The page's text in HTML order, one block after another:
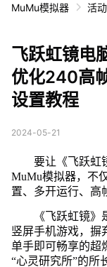
MuMu模拟器 活
飞跃虹镜电
优化240高
设置教程
2024-05-21
要让《飞跃虹
MuMu模拟器，不
置、多开运行、高
《飞跃虹镜
竖屏手机游戏，摒
单手即可畅享的超
“心灵研究所”的所